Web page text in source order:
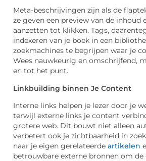
Meta-beschrijvingen zijn als de
ze geven een preview van de inhoud
aanzetten tot klikken. Tags,
indexeren van je boek in een
zoekmachines te begrijpen waar je
Wees nauwkeurig en omschrijfend,
en tot het punt.
Linkbuilding binnen Je Content
Interne links helpen je lezer door je
terwijl externe links je content
grotere web. Dit bouwt niet alleen
verbetert ook je zichtbaarheid in
naar je eigen gerelateerde artikelen
betrouwbare externe bronnen om